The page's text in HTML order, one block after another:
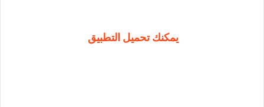
يمكنك تحميل التطبيق